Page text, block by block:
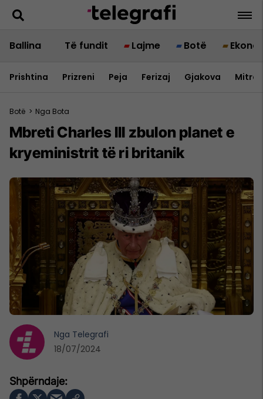
Ballina Të fundit Lajme Botë
Prishtina Prizreni Peja Ferizaj Gjakova
Botë > Nga Bota
Mbreti Charles III zbulon planet e
kryeministrit të ri britanik
Nga Telegrafi
18/07/2024